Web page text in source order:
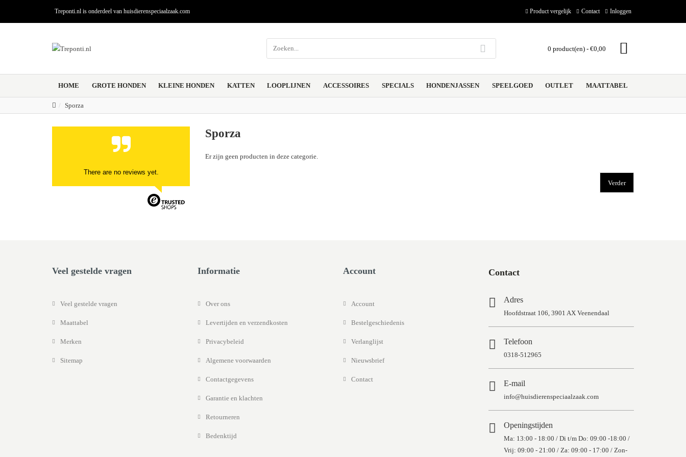
Treponti.nl is onderdeel van huisdierenspeciaalzaak.com Product vergelijk Contact Inloggen
0 product(en) - €0,00
HOME GROTE HONDEN KLEINE HONDEN KATTEN LOOPLIJNEN ACCESSOIRES SPECIALS HONDENJASSEN SPEELGOED OUTLET MAATTABEL
Sporza
There are no reviews yet.
Sporza
Er zijn geen producten in deze categorie.
Verder
Veel gestelde vragen
Veel gestelde vragen
Maattabel
Merken
Sitemap
Informatie
Over ons
Levertijden en verzendkosten
Privacybeleid
Algemene voorwaarden
Contactgegevens
Garantie en klachten
Retourneren
Bedenktijd
Account
Account
Bestelgeschiedenis
Verlanglijst
Nieuwsbrief
Contact
Contact
Adres
Hoofdstraat 106, 3901 AX Veenendaal
Telefoon
0318-512965
E-mail
info@huisdierenspeciaalzaak.com
Openingstijden
Ma: 13:00 - 18:00 / Di t/m Do: 09:00 -18:00 /
Vrij: 09:00 - 21:00 / Za: 09:00 - 17:00 / Zon-